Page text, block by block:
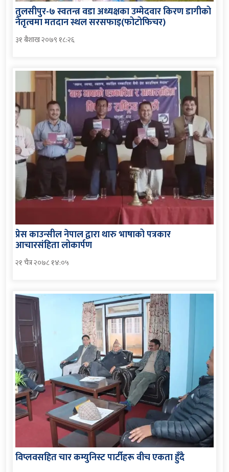
तुलसीपुर-७ स्वतन्त्र वडा अध्यक्षका उम्मेदवार किरण डागीको
नेतृत्वमा मतदान स्थल सरसफाइ(फोटोफिचर)
३१ बैशाख २०७९ १८:२६
प्रेस काउन्सील नेपाल द्वारा थारु भाषाको पत्रकार
आचारसंहिता लोकार्पण
२१ चैत्र २०७८ १४:०५
विप्लवसहित चार कम्युनिस्ट पार्टीहरू वीच एकता हुँदै